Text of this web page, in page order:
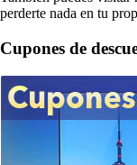
perderte nada en tu
Cupones de